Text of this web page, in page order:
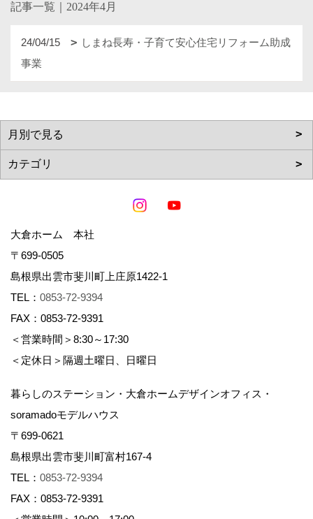
記事一覧｜2024年4月
24/04/15
しまね長寿・子育て安心住宅リフォーム助成
事業
大倉ホーム 本社
〒699-0505
島根県出雲市斐川町上庄原1422-1
TEL： 0853-72-9394
FAX：0853-72-9391
＜営業時間＞8:30～17:30
＜定休日＞隔週土曜日、日曜日
暮らしのステーション・大倉ホームデザインオフィス・
soramadoモデルハウス
〒699-0621
島根県出雲市斐川町富村167-4
TEL： 0853-72-9394
FAX：0853-72-9391